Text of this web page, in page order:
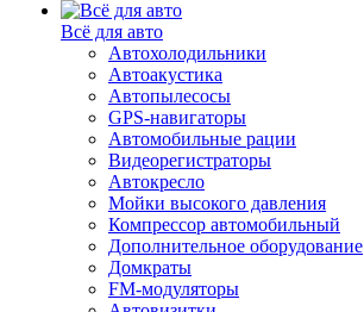
Всё для авто
Автохолодильники
Автоакустика
Автопылесосы
GPS-навигаторы
Автомобильные рации
Видеорегистраторы
Автокресло
Мойки высокого давления
Компрессор автомобильный
Дополнительное оборудование
Домкраты
FM-модуляторы